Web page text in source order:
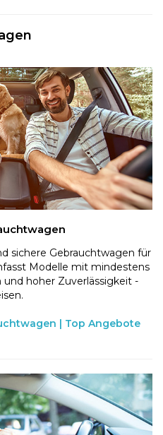
sichere Gebrauchtwagen für
Modelle mit mindestens
hoher Zuverlässigkeit -
| Top Angebote